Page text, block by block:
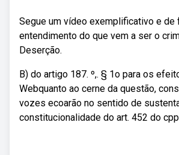
Segue um vídeo exemplificativo e de
entendimento do que vem a ser o
Deserção.
B) do artigo 187. º,. § 1o para os
Webquanto ao cerne da questão,
vozes ecoarão no sentido de
constitucionalidade do art. 452 do